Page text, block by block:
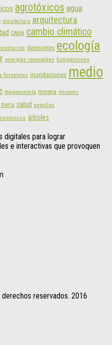
agrotóxicos agua
arquitectura arquitectura
CABA cambio climático
desmontes ecología
energías renovables fumigaciones
forestales inundaciones medio
megaminería mineria misiones
tierra salud semillas
árboles
digitales para lograr
e interactivas que provoquen
reservados. 2016